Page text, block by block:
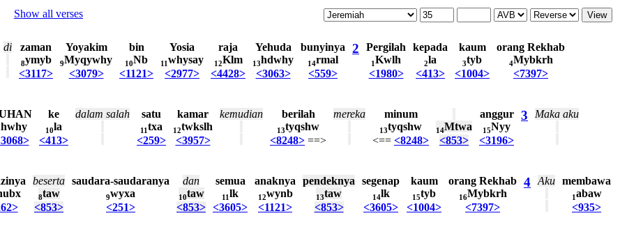
Show all verses
di zaman
8ymyb
<3117>
Yoyakim
9Myqywhy
<3079>
bin
10Nb
<1121>
Yosia
11whysay
<2977>
raja
12Klm
<4428>
Yehuda
13hdwhy
<3063>
bunyinya
14rmal
<559>
2 Pergilah
1Kwlh
<1980>
kepada
2la
<413>
kaum
3tyb
<1004>
orang Rekhab
4Mybkrh
<7397>
hwhy
ke
10la
<413>
dalam salah satu
11txa
<259>
kamar
12twkslh
<3957>
kemudian berilah
13tyqshw
<8248> ==>
mereka minum
13tyqshw
<== <8248>
14Mtwa
<853>
anggur
15Nyy
<3196>
3 Maka aku
beserta
8taw
<853>
saudara-saudaranya
9wyxa
<251>
dan
10taw
<853>
semua
11lk
<3605>
anaknya
12wynb
<1121>
pendeknya
13taw
<853>
segenap
14lk
<3605>
kaum
15tyb
<1004>
orang Rekhab
16Mybkrh
<7397>
4 Aku membawa
1abaw
<935>